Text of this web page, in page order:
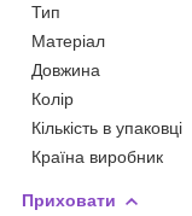
Тип
Матеріал
Довжина
Колір
Кількість в упаковці
Країна виробник
Приховати